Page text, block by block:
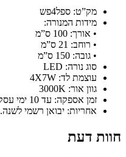
מק”ט: ספל4פש
מידות המנורה:
• אורך: 100 ס”מ
• רוחב: 21 ס”מ
• גובה: 150 ס”מ
סוג נורה: LED
עוצמת לד: 4X7W
גוון אור: 3000K
זמן אספקה: עד 10 ימי עסקים.
אחריות: יבואן רשמי לשנה.
חוות דעת